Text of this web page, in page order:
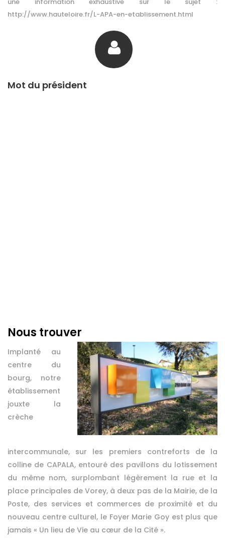
http://www.hauteloire.fr/L-APA-en-etablissement.html
Mot du président
Nous trouver
Implanté au
centre du
bourg, notre
établissement
jouxte la
crèche
intercommunale, sur les premiers contreforts de la
colline de CAPALA, entouré des pavillons du lotissement
du même nom, surplombant légèrement la rue et la
place principales de Vorey, à deux pas de la Mairie, de la
Poste, des services et commerces de proximité et du
nouveau centre culturel, le Foyer Marie Goy est plus que
jamais « Un lieu de Vie au cœur de la Cité ».